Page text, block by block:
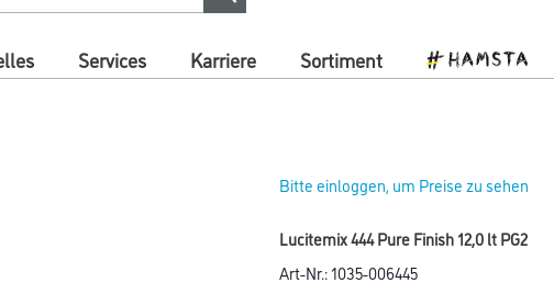
Services Karriere Sortiment
Bitte einloggen, um Preise zu sehen
Lucitemix 444 Pure Finish 12,0 lt PG2
Art-Nr.:1035-006445